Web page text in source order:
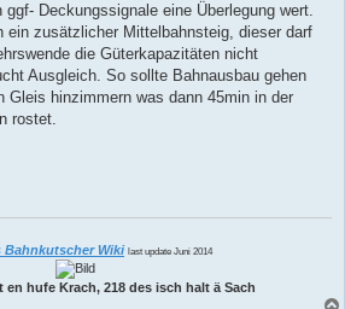
ggf- Deckungssignale eine Überlegung wert.
ein zusätzlicher Mittelbahnsteig, dieser darf
die Güterkapazitäten nicht
Ausgleich. So sollte Bahnausbau gehen
Gleis hinzimmern was dann 45min in der
rostet.
Bahnkutscher Wiki last update Juni 2014
hufe Krach, 218 des isch halt ä Sach